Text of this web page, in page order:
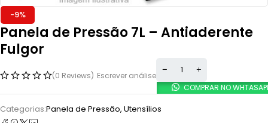
-9%
Panela de Pressão 7L – Antiaderente
Fulgor
(0 Reviews) Escrever análise
COMPRAR NO
Categorias:Panela de Pressão, Utensílios